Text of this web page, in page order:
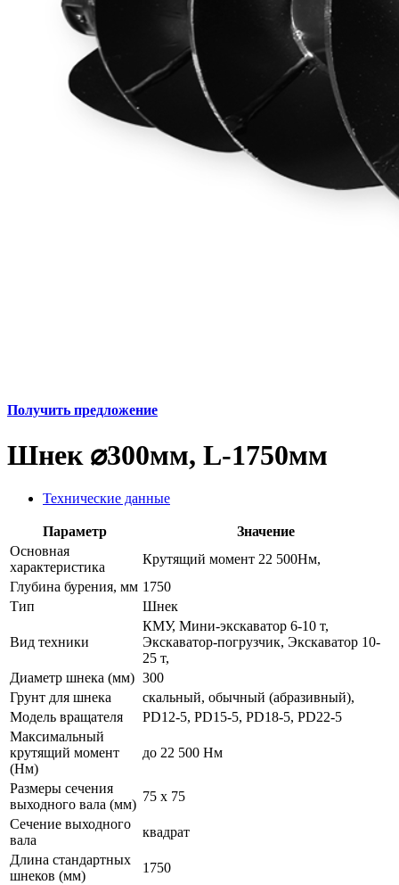
Получить предложение
Шнек ⌀300мм, L-1750мм
Технические данные
Параметр
Значение
Основная
характеристика
Крутящий момент 22 500Нм,
Глубина бурения, мм 1750
Тип
Шнек
Вид техники
КМУ, Мини-экскаватор 6-10 т,
Экскаватор-погрузчик, Экскаватор 10-
25 т,
Диаметр шнека (мм) 300
Грунт для шнека
скальный, обычный (абразивный),
Модель вращателя
PD12-5, PD15-5, PD18-5, PD22-5
Максимальный
крутящий момент
(Нм)
до 22 500 Нм
Размеры сечения
выходного вала (мм)
75 х 75
Сечение выходного
вала
квадрат
Длина стандартных
шнеков (мм)
1750